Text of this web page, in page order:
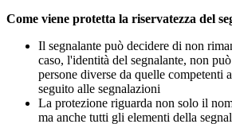
Come viene protetta la riservatezza del
Il segnalante può decidere di non
caso, l'identità del segnalante, non
persone diverse da quelle competenti
seguito alle segnalazioni
La protezione riguarda non solo il
ma anche tutti gli elementi della